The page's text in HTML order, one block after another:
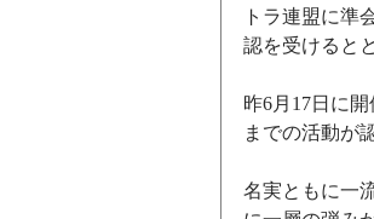
トラ連盟に準
認を受けると
昨6月17日に
までの活動が
名実ともに一